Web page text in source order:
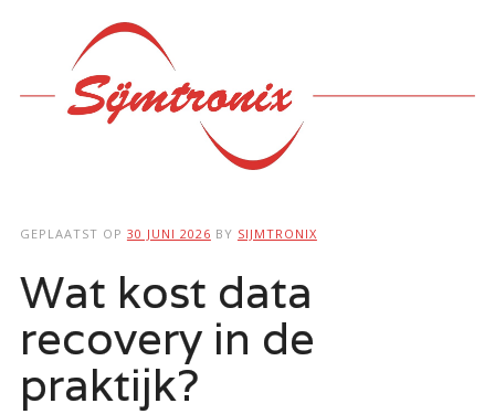
Hoofdmenu
GEPLAATST OP 30 JUNI 2026 BY SIJMTRONIX
Wat kost data
recovery in de
praktijk?